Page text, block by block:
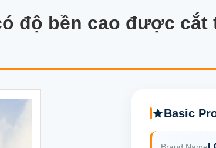
độ bền cao được
độ bền cao được
Basic